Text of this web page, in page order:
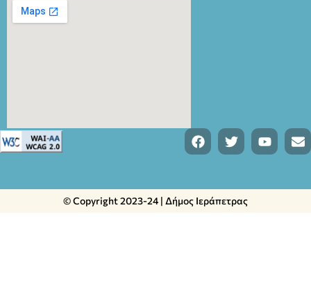
© Copyright 2023-24 | Δήμος Ιεράπετρας